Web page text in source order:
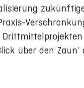
über den